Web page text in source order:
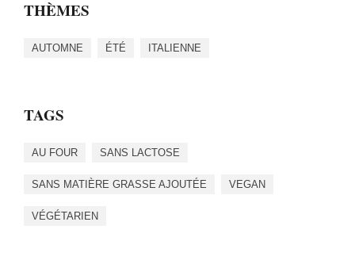
THÈMES
AUTOMNE ÉTÉ ITALIENNE
TAGS
AU FOUR SANS LACTOSE
SANS MATIÈRE GRASSE AJOUTÉE VEGAN
VÉGÉTARIEN